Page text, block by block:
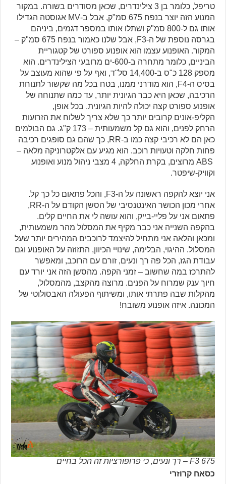
טריפל, כלומר בן 3 צילינדרים, שכאן מסודרים בשורה. במקור
המנוע הזה יוצר בנפח 675 סמ"ק, אבל ב-MV אגוסטה הגדילו
אותו גם ל-800 סמ"ק ושתלו אותו במספר דגמים, ביניהם
בגרסה נוספת של ה-F3, אבל שלנו כאמור בנפח 675 סמ"ק –
המקור. האופנוע עצמו הוא אופנוע ספורט של קטגוריית
הביניים, כלומר מתחרה ב-600-ים מרובעי הצילינדרים. הוא
מספק 128 כ"ס ב-14,400 סל"ד, ואף על פי שהוא מעוצב על
בסיס ה-F4, הוא מודרני ממנו, בטח בכל מה שקשור לתנוחת
הרכיבה, שכאן היא כבר הגיונית יותר, עד כמה שתנוחה של
אופנוע ספורט קצה יכולה להיות הגיונית. בכל אופן,
הקליפ-אונים קרובים יותר כך שלא צריך לשלוח את הזרועות
הרחק לפנים, והוא גם קל משמעותית – 173 ק"ג. גם הבולמים
כאן הם לא רכיבי קצה כמו ב-RR, כך שהם גם סופגים רכיבה
פחות חלקה וטעויות רוכב. הוא מגיע עם אלקטרוניקה מלאה –
ABS מרוצים, בקרת החלקה, 4 מצבי ניהול מנוע ואופנוע
וקוויק-שיפטר.
אני יוצא להקפה ראשונה על ה-F3, והכל פתאום כל כך קל.
אחרי מכון הכושר האינטנסיבי של הסשן הקודם על ה-RR,
פתאום אני על פליי-בייק, והוא עושה לי את החיים קלים.
בהקפה השנייה אני כבר מקיף את המסלול מהר משמעותית,
ומכאן והלאה אני מתחיל להיצמד לרוכבים המהירים יותר שעל
המסלול. ההיגוי, הבלימה, שינויי הכיוון, התזוזה על האופנוע וגם
עבודת הגז, הכל פה רך ונעים, זורם עם הרוכב, ומאפשר
להתרכז במה שחשוב – זמני הקפה. מהסשן הזה אני יורד עם
חיוך ענק שמרוח על הפנים. מרוצה מהקצב, מהמסלול,
מהקלות שבה פתרתי אותו, ומשיתוף הפעולה האבסולוטי של
המכונה. איזה אופנוע משובח!
F3 675 – רך ונעים, כי פרופורציות זה הכל בחיים
כסאח קרוזרי